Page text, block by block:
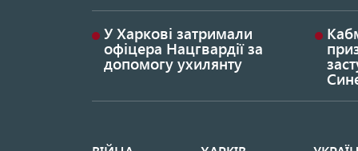
У Харкові затримали
офіцера Нацгвардії за
допомогу ухилянту